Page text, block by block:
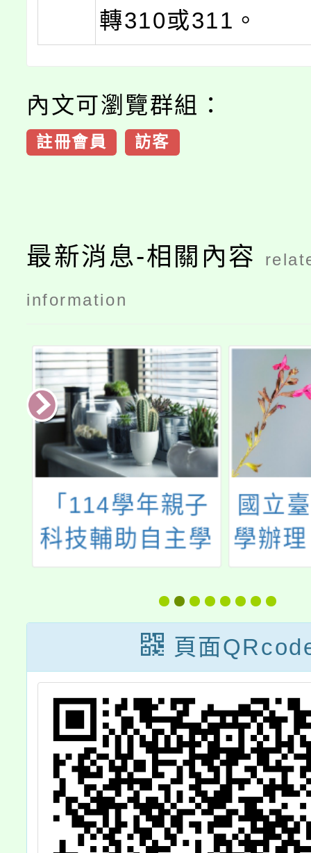
轉310或311。
內文可瀏覽群組：
註冊會員 訪客
最新消息-相關內容
information
「114學年親子
科技輔助自主學
國立
學辦
文化
建構
頁面